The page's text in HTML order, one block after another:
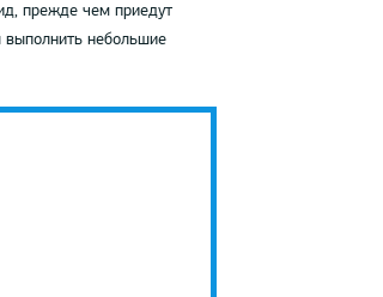
прежде чем приедут
небольшие